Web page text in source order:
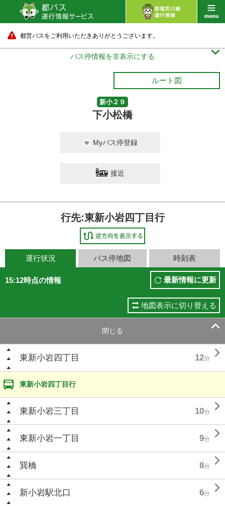
都営バスをご利用いただきありがとうございます。
バス停情報を非表示にする 
ルート図
新小２９
下小松橋
Myバス停登録
接近
行先:東新小岩四丁目行
運行状況 バス停地図 時刻表
15:12時点の情報 最新情報に更新
地図表示に切り替える
閉じる 
東新小岩四丁目 12分 
東新小岩四丁目行
東新小岩三丁目 10分 
東新小岩一丁目 9分 
巽橋 8分 
新小岩駅北口 6分 